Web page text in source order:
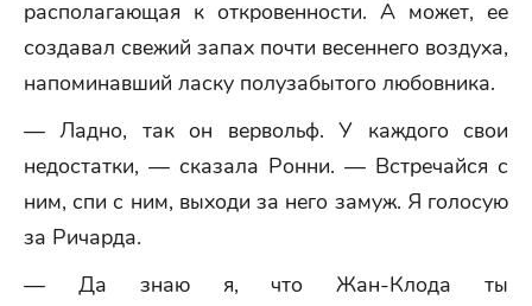
располагающая к откровенности. А может, ее
создавал свежий запах почти весеннего воздуха,
напоминавший ласку полузабытого любовника.
— Ладно, так он вервольф. У каждого свои
недостатки, — сказала Ронни. — Встречайся с
ним, спи с ним, выходи за него замуж. Я голосую
за Ричарда.
— Да знаю я, что Жан-Клода ты